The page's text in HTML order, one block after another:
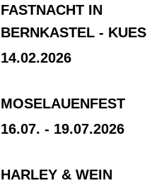
FASTNACHT IN
BERNKASTEL - KUES
14.02.2026
MOSELAUENFEST
16.07. - 19.07.2026
HARLEY & WEIN